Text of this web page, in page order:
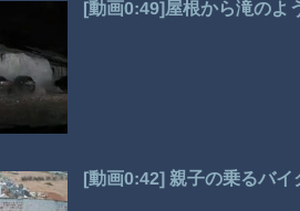
[動画0:49]屋根から滝のよ
[動画0:42] 親子の乗るバ